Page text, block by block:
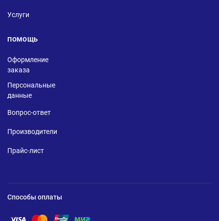
Услуги
ПОМОЩЬ
Оформление
заказа
Персональные
данные
Вопрос-ответ
Производители
Прайс-лист
Способы оплаты